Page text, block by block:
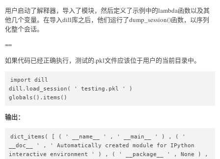
用户启动了解释器，导入了模块，然后定义了示例中的lambda函数以及其
他几个变量。在导入dill库之后，他们运行了dump_session()函数，以序列
化整个会话。
==
如果代码已经正确执行，测试的.pkl文件应该位于用户的当前目录中。
import dill
dill.load_session( ' testing.pkl ' )
globals().items()
输出：
dict_items( [ ( ' __name__ ' , ' __main__ ' ) , ( '
__doc__ ' , ' Automatically created module for IPython
interactive environment ' ) , ( ' __package__ ' , None ) ,